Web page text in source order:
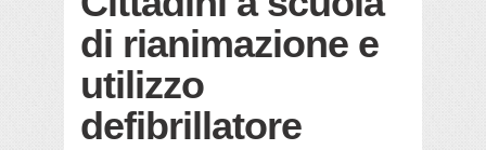
di rianimazione e
utilizzo
defibrillatore